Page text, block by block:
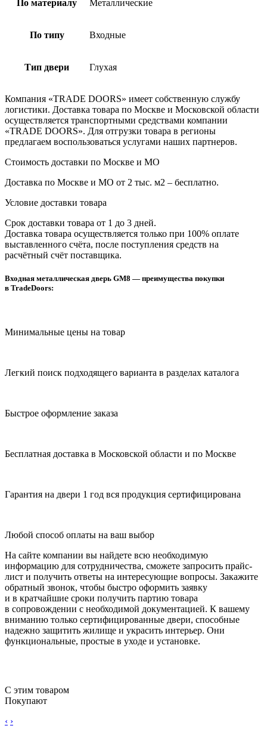
По материалу Металлические
По типу Входные
Тип двери Глухая
Компания «TRADE DOORS» имеет собственную службу
логистики. Доставка товара по Москве и Московской области
осуществляется транспортными средствами компании
«TRADE DOORS». Для отгрузки товара в регионы
предлагаем воспользоваться услугами наших партнеров.
Стоимость доставки по Москве и МО
Доставка по Москве и МО от 2 тыс. м2 – бесплатно.
Условие доставки товара
Срок доставки товара от 1 до 3 дней.
Доставка товара осуществляется только при 100% оплате
выставленного счёта, после поступления средств на
расчётный счёт поставщика.
Входная металлическая дверь GM8 — преимущества покупки
в TradeDoors:
Минимальные цены на товар
Легкий поиск подходящего варианта в разделах каталога
Быстрое оформление заказа
Бесплатная доставка в Московской области и по Москве
Гарантия на двери 1 год вся продукция сертифицирована
Любой способ оплаты на ваш выбор
На сайте компании вы найдете всю необходимую
информацию для сотрудничества, сможете запросить прайс-
лист и получить ответы на интересующие вопросы. Закажите
обратный звонок, чтобы быстро оформить заявку
и в кратчайшие сроки получить партию товара
в сопровождении с необходимой документацией. К вашему
вниманию только сертифицированные двери, способные
надежно защитить жилище и украсить интерьер. Они
функциональные, простые в уходе и установке.
С этим товаром
Покупают
‹ ›